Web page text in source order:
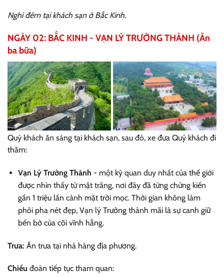
Nghỉ đêm tại khách sạn ở Bắc Kinh.
NGÀY 02: BẮC KINH - VẠN LÝ TRƯỜNG THÀNH (Ăn
ba bữa)
Quý khách ăn sáng tại khách sạn, sau đó, xe đưa Quý khách đi
thăm:
Vạn Lý Trường Thành - một kỳ quan duy nhất của thế giới
được nhìn thấy từ mặt trăng, nơi đây đã từng chứng kiến
gần 1 triệu lần cảnh mặt trời mọc. Thời gian không làm
phôi pha nét đẹp, Vạn lý Trường thành mãi là sự canh giữ
bến bờ của cõi vĩnh hằng.
Trưa: Ăn trưa tại nhà hàng địa phương.
Chiều đoàn tiếp tục tham quan: